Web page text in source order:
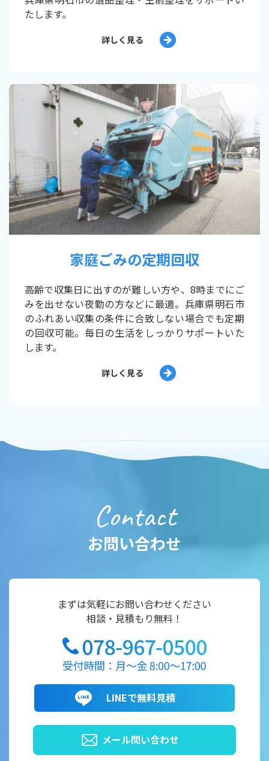
たします。
詳しく見る
家庭ごみの定期回収
高齢で収集日に出すのが難しい方や、8時までにご
みを出せない夜勤の方などに最適。兵庫県明石市
のふれあい収集の条件に合致しない場合でも定期
の回収可能。毎日の生活をしっかりサポートいた
します。
詳しく見る
Contact
お問い合わせ
まずは気軽にお問い合わせください
相談・見積もり無料！
LINEで無料見積
メール問い合わせ